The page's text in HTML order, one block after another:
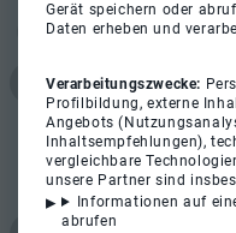
Gerät speichern oder
Daten erheben und
Verarbeitungszwecke:
Profilbildung, externe
Angebots
Inhaltsempfehlungen),
vergleichbare
unsere Partner sind
Informationen auf
abrufen